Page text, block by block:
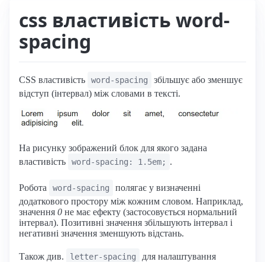
css властивість word-
spacing
CSS властивість word-spacing
збільшує або зменшує
відступ (інтервал) між словами в тексті.
На рисунку зображений блок для якого задана
властивість
word-spacing: 1.5em; .
Робота word-spacing
полягає у визначенні
додаткового простору між кожним словом. Наприклад,
значення 0 не має ефекту (застосовується нормальний
інтервал). Позитивні значення збільшують інтервал і
негативні значення зменшують відстань.
Також див. letter-spacing
для налаштування